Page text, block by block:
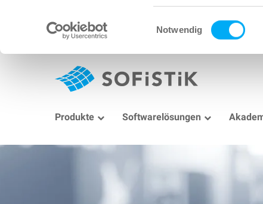
Einwilligungsauswahl
Notwendig
Produkte Softwarelösungen